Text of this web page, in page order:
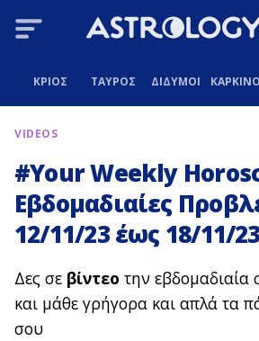
ΚΡΙΟΣ ΤΑΥΡΟΣ ΔΙΔΥΜΟΙ
VIDEOS
#Your Weekly
Εβδομαδιαίες
12/11/23 έως 18/11/23
Δες σε βίντεο την
και μάθε γρήγορα και απλά τα
σου